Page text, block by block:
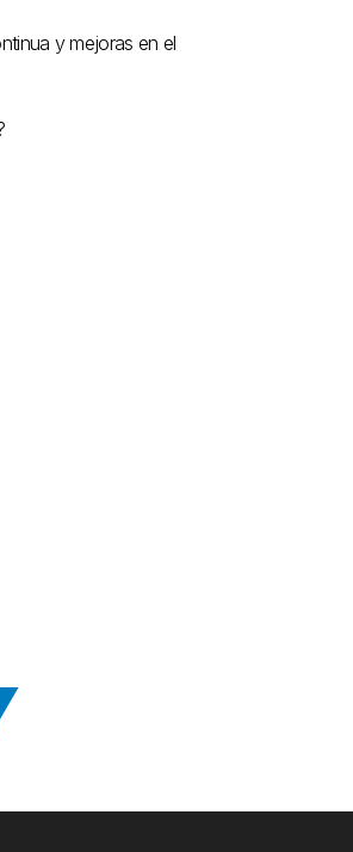
y mejoras en el